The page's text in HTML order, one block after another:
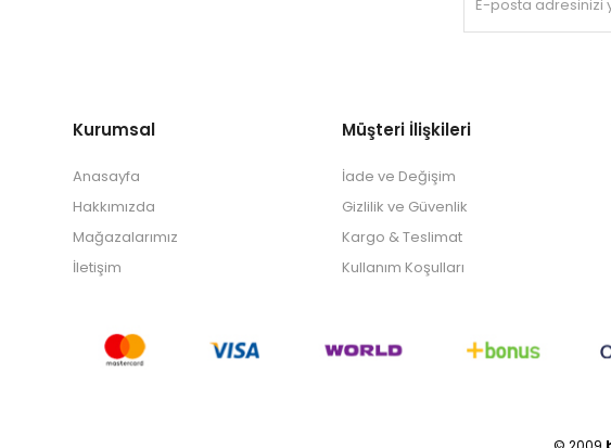
Kurumsal
Anasayfa
Hakkımızda
Mağazalarımız
İletişim
Müşteri İlişkileri
İade ve Değişim
Gizlilik ve Güvenlik
Kargo & Teslimat
Kullanım Koşulları